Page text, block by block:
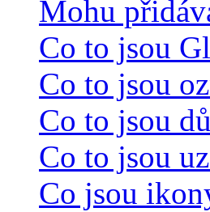
Mohu
Co to jsou
Co to jsou
Co to jsou
Co to jsou
Co jsou